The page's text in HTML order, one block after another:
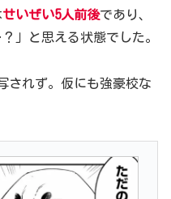
せいぜい5人前後であり、
」と思える状態でした。
されず。仮にも強豪校な